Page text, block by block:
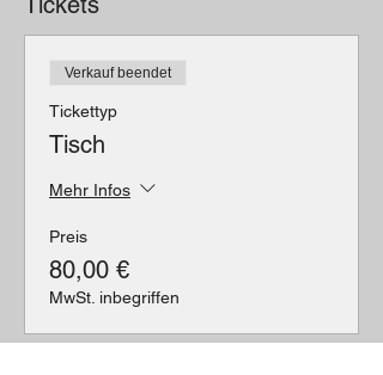
Verkauf beendet
Tickettyp
Tisch
Mehr Infos
Preis
80,00 €
MwSt. inbegriffen